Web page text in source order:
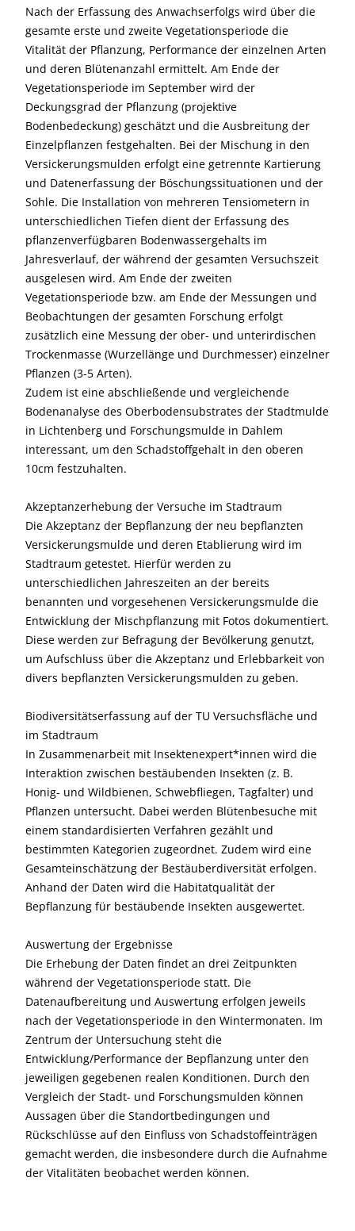
Nach der Erfassung des Anwachserfolgs wird über die
gesamte erste und zweite Vegetationsperiode die
Vitalität der Pflanzung, Performance der einzelnen Arten
und deren Blütenanzahl ermittelt. Am Ende der
Vegetationsperiode im September wird der
Deckungsgrad der Pflanzung (projektive
Bodenbedeckung) geschätzt und die Ausbreitung der
Einzelpflanzen festgehalten. Bei der Mischung in den
Versickerungsmulden erfolgt eine getrennte Kartierung
und Datenerfassung der Böschungssituationen und der
Sohle. Die Installation von mehreren Tensiometern in
unterschiedlichen Tiefen dient der Erfassung des
pflanzenverfügbaren Bodenwassergehalts im
Jahresverlauf, der während der gesamten Versuchszeit
ausgelesen wird. Am Ende der zweiten
Vegetationsperiode bzw. am Ende der Messungen und
Beobachtungen der gesamten Forschung erfolgt
zusätzlich eine Messung der ober- und unterirdischen
Trockenmasse (Wurzellänge und Durchmesser) einzelner
Pflanzen (3-5 Arten).
Zudem ist eine abschließende und vergleichende
Bodenanalyse des Oberbodensubstrates der Stadtmulde
in Lichtenberg und Forschungsmulde in Dahlem
interessant, um den Schadstoffgehalt in den oberen
10cm festzuhalten.
Akzeptanzerhebung der Versuche im Stadtraum
Die Akzeptanz der Bepflanzung der neu bepflanzten
Versickerungsmulde und deren Etablierung wird im
Stadtraum getestet. Hierfür werden zu
unterschiedlichen Jahreszeiten an der bereits
benannten und vorgesehenen Versickerungsmulde die
Entwicklung der Mischpflanzung mit Fotos dokumentiert.
Diese werden zur Befragung der Bevölkerung genutzt,
um Aufschluss über die Akzeptanz und Erlebbarkeit von
divers bepflanzten Versickerungsmulden zu geben.
Biodiversitätserfassung auf der TU Versuchsfläche und
im Stadtraum
In Zusammenarbeit mit Insektenexpert*innen wird die
Interaktion zwischen bestäubenden Insekten (z. B.
Honig- und Wildbienen, Schwebfliegen, Tagfalter) und
Pflanzen untersucht. Dabei werden Blütenbesuche mit
einem standardisierten Verfahren gezählt und
bestimmten Kategorien zugeordnet. Zudem wird eine
Gesamteinschätzung der Bestäuberdiversität erfolgen.
Anhand der Daten wird die Habitatqualität der
Bepflanzung für bestäubende Insekten ausgewertet.
Auswertung der Ergebnisse
Die Erhebung der Daten findet an drei Zeitpunkten
während der Vegetationsperiode statt. Die
Datenaufbereitung und Auswertung erfolgen jeweils
nach der Vegetationsperiode in den Wintermonaten. Im
Zentrum der Untersuchung steht die
Entwicklung/Performance der Bepflanzung unter den
jeweiligen gegebenen realen Konditionen. Durch den
Vergleich der Stadt- und Forschungsmulden können
Aussagen über die Standortbedingungen und
Rückschlüsse auf den Einfluss von Schadstoffeinträgen
gemacht werden, die insbesondere durch die Aufnahme
der Vitalitäten beobachet werden können.